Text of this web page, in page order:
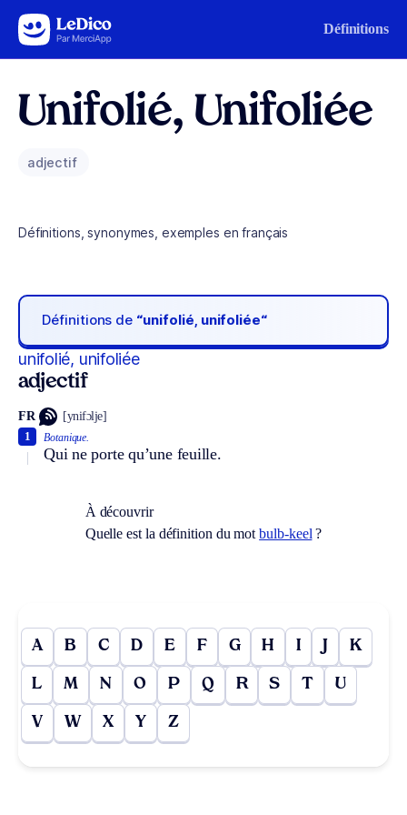
Aller au contenu Définitions
Unifolié, Unifoliée
adjectif
Définitions, synonymes, exemples en français
Définitions de “unifolié, unifoliée“
unifolié, unifoliée
adjectif
FR [ynifɔlje]
Botanique.
Qui ne porte qu’une feuille.
1
À découvrir
Quelle est la définition du motbulb-keel ?
A B C D E F G H I J K
L M N O P Q R S T U
V W X Y Z